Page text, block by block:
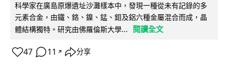
科學家在廣島原爆遺址沙灘樣本中，發現一種從未有記錄的多
元素合金，由鐵、鉻、鎳、錳、鉬及鋁六種金屬混合而成，晶
體結構獨特。研究由佛羅倫斯大學...
閱讀全文
47 11 ↗ 分享